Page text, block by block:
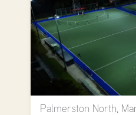
Palmerston North,